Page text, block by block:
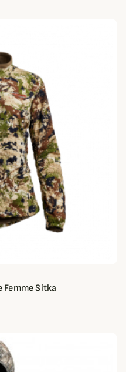
Femme Sitka